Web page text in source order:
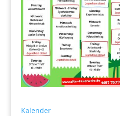
Kalender